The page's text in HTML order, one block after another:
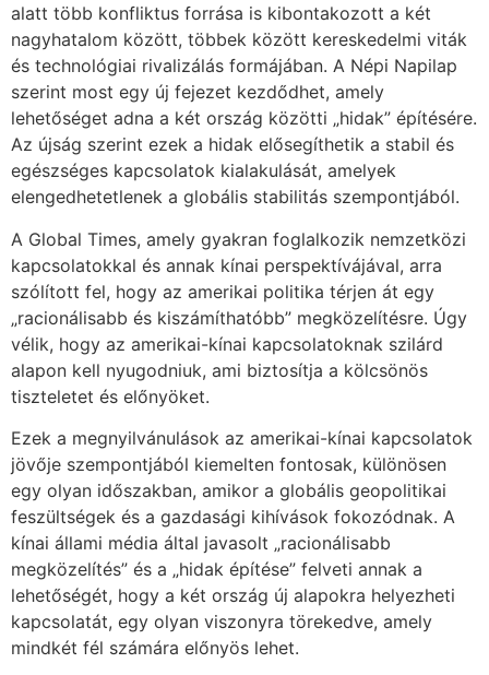
alatt több konfliktus forrása is kibontakozott a két
nagyhatalom között, többek között kereskedelmi viták
és technológiai rivalizálás formájában. A Népi Napilap
szerint most egy új fejezet kezdődhet, amely
lehetőséget adna a két ország közötti „hidak” építésére.
Az újság szerint ezek a hidak elősegíthetik a stabil és
egészséges kapcsolatok kialakulását, amelyek
elengedhetetlenek a globális stabilitás szempontjából.
A Global Times, amely gyakran foglalkozik nemzetközi
kapcsolatokkal és annak kínai perspektívájával, arra
szólított fel, hogy az amerikai politika térjen át egy
„racionálisabb és kiszámíthatóbb” megközelítésre. Úgy
vélik, hogy az amerikai-kínai kapcsolatoknak szilárd
alapon kell nyugodniuk, ami biztosítja a kölcsönös
tiszteletet és előnyöket.
Ezek a megnyilvánulások az amerikai-kínai kapcsolatok
jövője szempontjából kiemelten fontosak, különösen
egy olyan időszakban, amikor a globális geopolitikai
feszültségek és a gazdasági kihívások fokozódnak. A
kínai állami média által javasolt „racionálisabb
megközelítés” és a „hidak építése” felveti annak a
lehetőségét, hogy a két ország új alapokra helyezheti
kapcsolatát, egy olyan viszonyra törekedve, amely
mindkét fél számára előnyös lehet.